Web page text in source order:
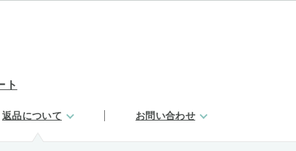
ト
返品について お問い合わせ